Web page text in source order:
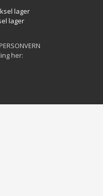
lager
lager
her: